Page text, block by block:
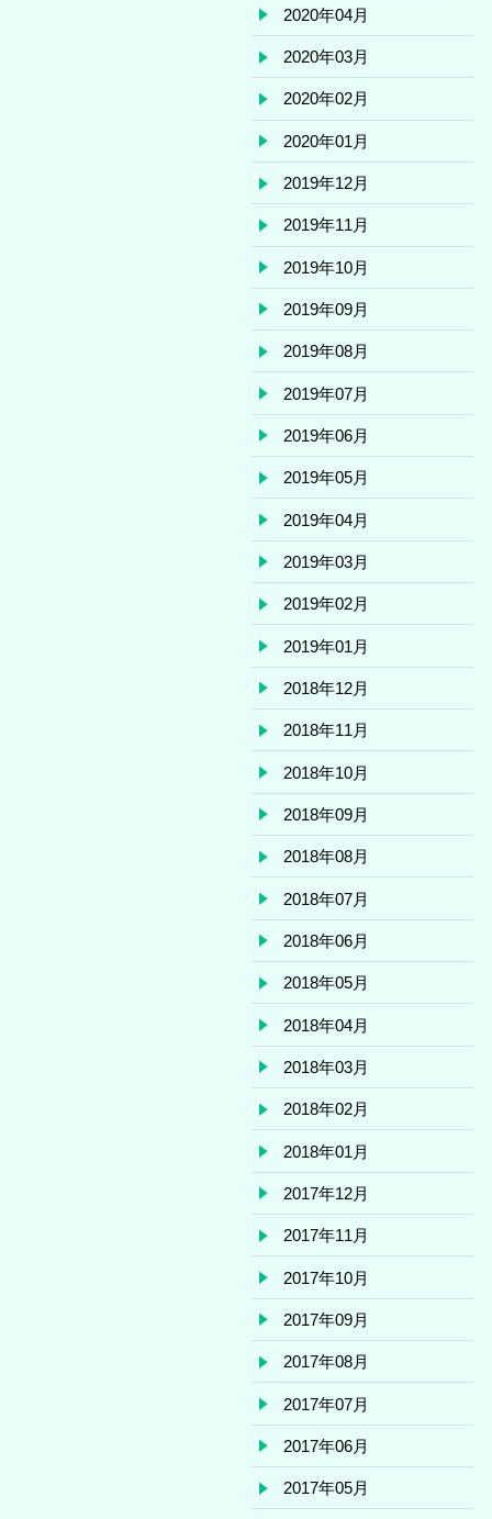
2020年04月
2020年03月
2020年02月
2020年01月
2019年12月
2019年11月
2019年10月
2019年09月
2019年08月
2019年07月
2019年06月
2019年05月
2019年04月
2019年03月
2019年02月
2019年01月
2018年12月
2018年11月
2018年10月
2018年09月
2018年08月
2018年07月
2018年06月
2018年05月
2018年04月
2018年03月
2018年02月
2018年01月
2017年12月
2017年11月
2017年10月
2017年09月
2017年08月
2017年07月
2017年06月
2017年05月